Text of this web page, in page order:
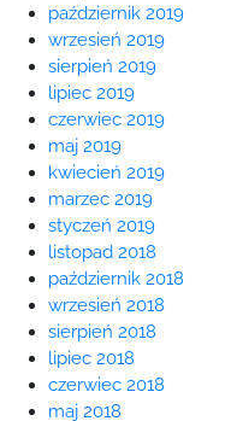
październik 2019
wrzesień 2019
sierpień 2019
lipiec 2019
czerwiec 2019
maj 2019
kwiecień 2019
marzec 2019
styczeń 2019
listopad 2018
październik 2018
wrzesień 2018
sierpień 2018
lipiec 2018
czerwiec 2018
maj 2018